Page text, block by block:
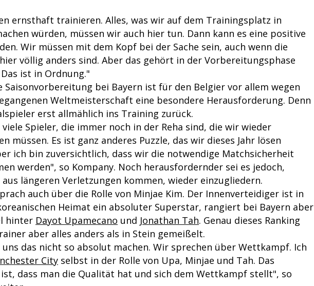
ernsthaft trainieren. Alles, was wir auf dem Trainingsplatz in
würden, müssen wir auch hier tun. Dann kann es eine positive
Wir müssen mit dem Kopf bei der Sache sein, auch wenn die
völlig anders sind. Aber das gehört in der Vorbereitungsphase
ist in Ordnung."
Saisonvorbereitung bei Bayern ist für den Belgier vor allem wegen
Weltmeisterschaft eine besondere Herausforderung. Denn
erst allmählich ins Training zurück.
Spieler, die immer noch in der Reha sind, die wir wieder
müssen. Es ist ganz anderes Puzzle, das wir dieses Jahr lösen
ich bin zuversichtlich, dass wir die notwendige Matchsicherheit
werden", so Kompany. Noch herausfordernder sei es jedoch,
aus längeren Verletzungen kommen, wieder einzugliedern.
auch über die Rolle von Minjae Kim. Der Innenverteidiger ist in
Heimat ein absoluter Superstar, rangiert bei Bayern aber
hinter Dayot Upamecano und Jonathan Tah. Genau dieses Ranking
aber alles anders als in Stein gemeißelt.
uns das nicht so absolut machen. Wir sprechen über Wettkampf. Ich
City selbst in der Rolle von Upa, Minjae und Tah. Das
dass man die Qualität hat und sich dem Wettkampf stellt", so